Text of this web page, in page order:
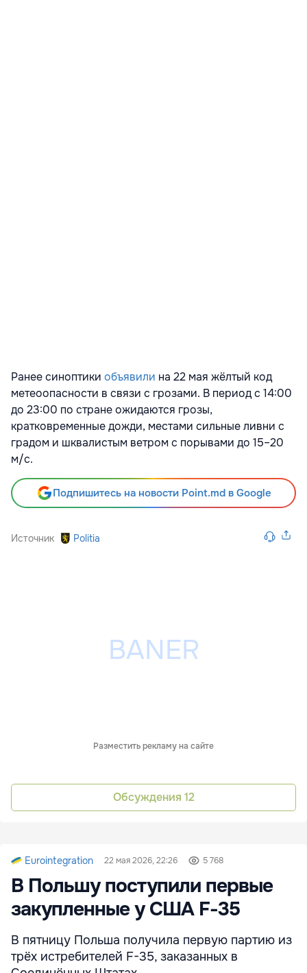
Ранее синоптики объявили на 22 мая жёлтый код
метеоопасности в связи с грозами. В период с 14:00
до 23:00 по стране ожидаются грозы,
кратковременные дожди, местами сильные ливни с
градом и шквалистым ветром с порывами до 15–20
м/с.
Подпишитесь на новости Point.md в Google
Источник Politia
Разместить рекламу на сайте
Обсуждения 12
Eurointegration 22 мая 2026, 22:26 5 768
В Польшу поступили первые
закупленные у США F-35
В пятницу Польша получила первую партию из
трёх истребителей F-35, заказанных в